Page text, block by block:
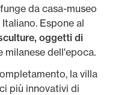
da casa-museo
Espone al
oggetti di
milanese dell'epoca.
la villa
più innovativi di